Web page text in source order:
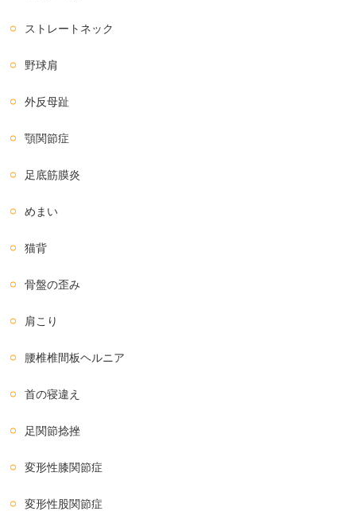
ストレートネック
野球肩
外反母趾
顎関節症
足底筋膜炎
めまい
猫背
骨盤の歪み
肩こり
腰椎椎間板ヘルニア
首の寝違え
足関節捻挫
変形性膝関節症
変形性股関節症